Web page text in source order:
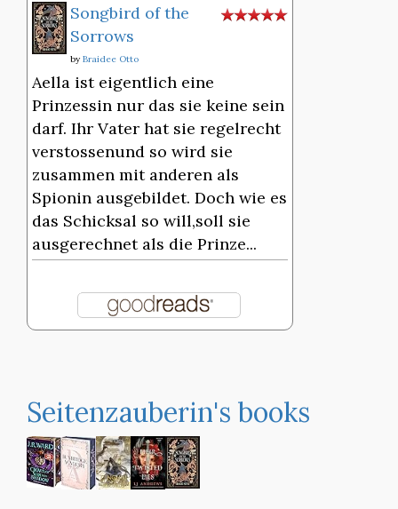
Songbird of the
Sorrows
by Braidee Otto
Aella ist eigentlich eine
Prinzessin nur das sie keine sein
darf. Ihr Vater hat sie regelrecht
verstossenund so wird sie
zusammen mit anderen als
Spionin ausgebildet. Doch wie es
das Schicksal so will,soll sie
ausgerechnet als die Prinze...
Seitenzauberin's books